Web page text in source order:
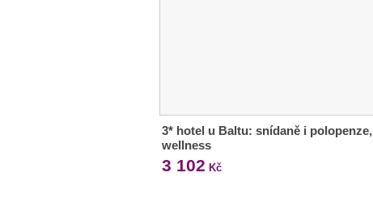
3* hotel u Baltu: snídaně i polopenze,
wellness
3 102 Kč